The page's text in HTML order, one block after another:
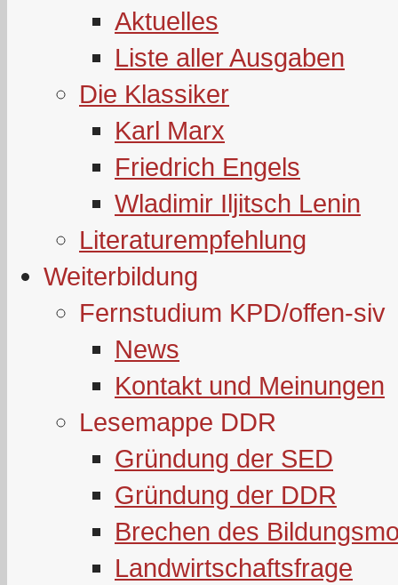
Aktuelles
Liste aller Ausgaben
Die Klassiker
Karl Marx
Friedrich Engels
Wladimir Iljitsch Lenin
Literaturempfehlung
Weiterbildung
Fernstudium KPD/offen-siv
News
Kontakt und Meinungen
Lesemappe DDR
Gründung der SED
Gründung der DDR
Brechen des
Landwirtschaftsfrage